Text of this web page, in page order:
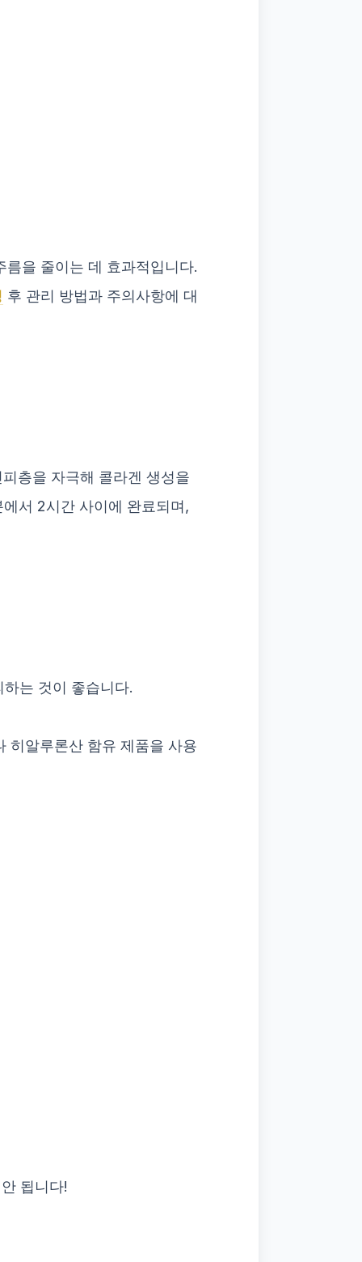
을 줄이는 데 효과적입니다.
후 관리 방법과 주의사항에 대
층을 자극해 콜라겐 생성을
서 2시간 사이에 완료되며,
는 것이 좋습니다.
히알루론산 함유 제품을 사용
됩니다!